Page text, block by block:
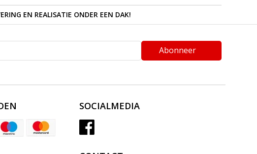
EN REALISATIE ONDER EEN DAK!
Abonneer
SOCIALMEDIA